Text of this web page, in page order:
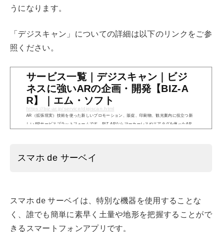
うになります。
「デジスキャン」についての詳細は以下のリンクをご参
照ください。
サービス一覧｜デジスキャン｜ビジ
ネスに強いARの企画・開発【BIZ-A
R】｜エム・ソフト
https://biz-ar.jp/service/digiscan.html
AR（拡張現実）技術を使った新しいプロモーション、販促、印刷物、観光案内に役立つ新
しいARサービスプラットフォームです。BIZ-ARならマーカーレスやエアタグを使ったAR
スマホ de サーベイ
スマホ de サーベイは、特別な機器を使用することな
く、誰でも簡単に素早く土量や地形を把握することがで
きるスマートフォンアプリです。